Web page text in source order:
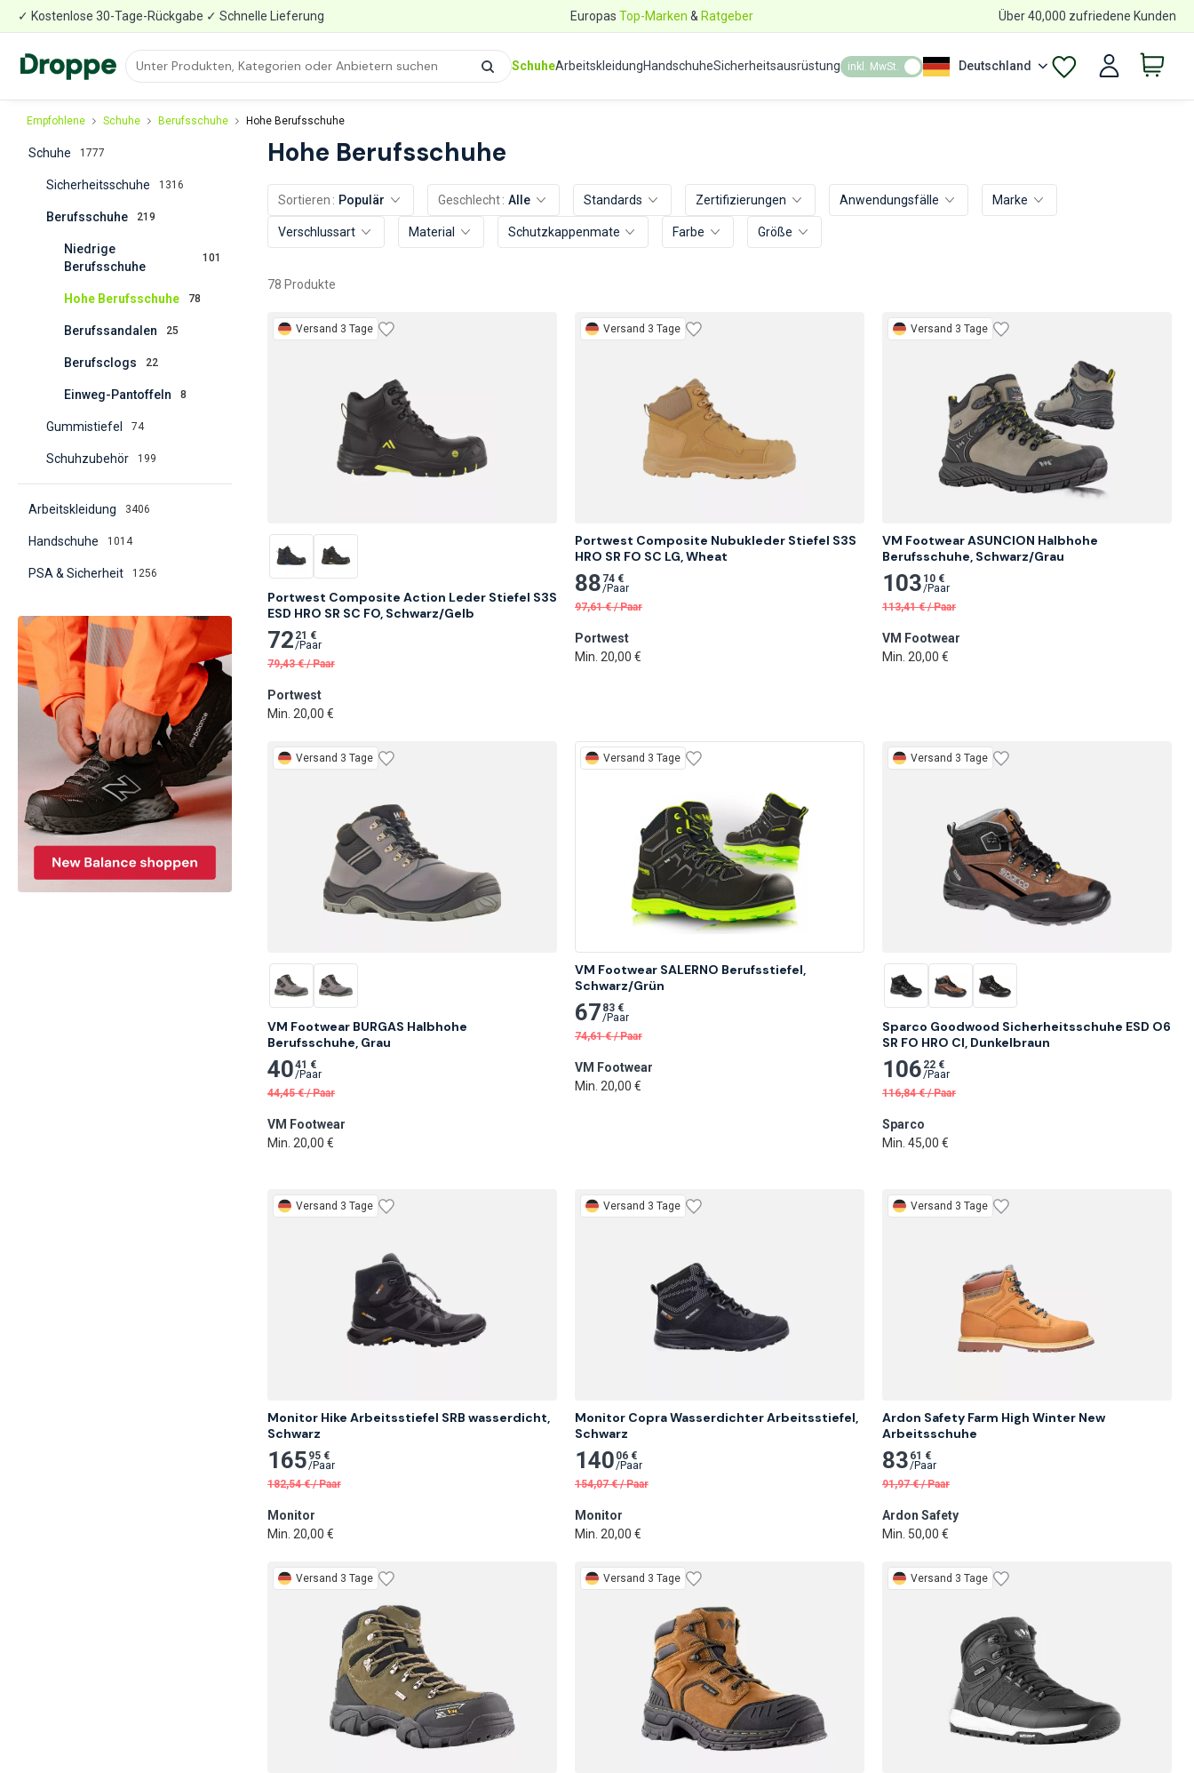
✓ Kostenlose 30-Tage-Rückgabe ✓ Schnelle Lieferung Europas Top-Marken & Ratgeber Über 40,000 zufriedene Kunden
SchuheArbeitskleidungHandschuheSicherheitsausrüstung inkl. MwSt. Deutschland
Empfohlene Schuhe Berufsschuhe Hohe Berufsschuhe
Schuhe 1777
Sicherheitsschuhe 1316
Berufsschuhe 219
Niedrige
Berufsschuhe
101
Hohe Berufsschuhe 78
Berufssandalen 25
Berufsclogs 22
Einweg-Pantoffeln 8
Gummistiefel 74
Schuhzubehör 199
Arbeitskleidung 3406
Handschuhe 1014
PSA & Sicherheit 1256
Hohe Berufsschuhe
Sortieren Populär Geschlecht Alle Standards Zertifizierungen Anwendungsfälle Marke
Verschlussart Material Schutzkappenmaterial Farbe Größe
78 Produkte
Versand 3 Tage
Portwest Composite Action Leder Stiefel S3S
ESD HRO SR SC FO, Schwarz/Gelb
72 21 €
/Paar
79,43 € /Paar
Portwest
Min. 20,00 €
Versand 3 Tage
Portwest Composite Nubukleder Stiefel S3S
HRO SR FO SC LG, Wheat
88 74 €
/Paar
97,61 € /Paar
Portwest
Min. 20,00 €
Versand 3 Tage
VM Footwear ASUNCION Halbhohe
Berufsschuhe, Schwarz/Grau
103 10 €
/Paar
113,41 € /Paar
VM Footwear
Min. 20,00 €
Versand 3 Tage
VM Footwear BURGAS Halbhohe
Berufsschuhe, Grau
4041 €
/Paar
44,45 € /Paar
VM Footwear
Min. 20,00 €
Versand 3 Tage
VM Footwear SALERNO Berufsstiefel,
Schwarz/Grün
67 83 €
/Paar
74,61 € /Paar
VM Footwear
Min. 20,00 €
Versand 3 Tage
Sparco Goodwood Sicherheitsschuhe ESD O6
SR FO HRO CI, Dunkelbraun
106 22 €
/Paar
116,84 € /Paar
Sparco
Min. 45,00 €
Versand 3 Tage
Monitor Hike Arbeitsstiefel SRB wasserdicht,
Schwarz
165 95 €
/Paar
182,54 € /Paar
Monitor
Min. 20,00 €
Versand 3 Tage
Monitor Copra Wasserdichter Arbeitsstiefel,
Schwarz
140 06 €
/Paar
154,07 € /Paar
Monitor
Min. 20,00 €
Versand 3 Tage
Ardon Safety Farm High Winter New
Arbeitsschuhe
83 61 €
/Paar
91,97 € /Paar
Ardon Safety
Min. 50,00 €
Versand 3 Tage Versand 3 Tage Versand 3 Tage